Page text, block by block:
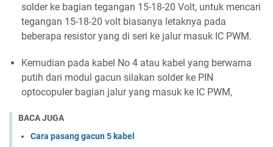
solder ke bagian tegangan 15-18-20 Volt, untuk mencari
tegangan 15-18-20 volt biasanya letaknya pada
beberapa resistor yang di seri ke jalur masuk IC PWM.
Kemudian pada kabel No 4 atau kabel yang berwarna
putih dari modul gacun silakan solder ke PIN
optocopuler bagian jalur yang masuk ke IC PWM,
BACA JUGA
Cara pasang gacun 5 kabel